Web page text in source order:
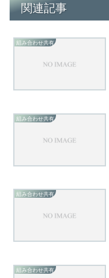
関連記事
組み合わせ共有
組み合わせ共有
組み合わせ共有
組み合わせ共有